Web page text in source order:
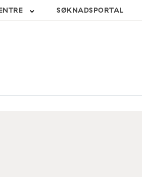
SØKNADSPORTAL